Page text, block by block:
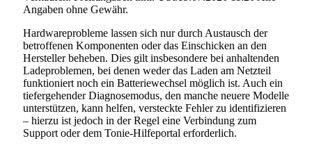
Angaben ohne Gewähr.
Hardwareprobleme lassen sich nur durch Austausch der
betroffenen Komponenten oder das Einschicken an den
Hersteller beheben. Dies gilt insbesondere bei anhaltenden
Ladeproblemen, bei denen weder das Laden am Netzteil
funktioniert noch ein Batteriewechsel möglich ist. Auch ein
tiefergehender Diagnosemodus, den manche neuere Modelle
unterstützen, kann helfen, versteckte Fehler zu identifizieren
– hierzu ist jedoch in der Regel eine Verbindung zum
Support oder dem Tonie-Hilfeportal erforderlich.